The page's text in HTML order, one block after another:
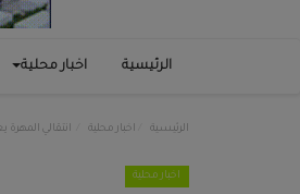
الرئيسية اخبار محلية
الرئيسية اخبار محلية انتقالي المهرة
اخبار محلية